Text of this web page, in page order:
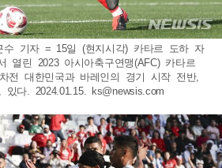
수 기자 = 15일 (현지시각) 카타르 도하 자
열린 2023 아시아축구연맹(AFC) 카타르
전 대한민국과 바레인의 경기 시작 전반,
있다. 2024.01.15. ks@newsis.com